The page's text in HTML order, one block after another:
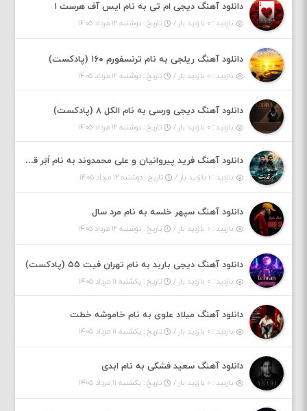
دانلود آهنگ دیجی ام تی به نام ایس آف هرست ۱
بازدید : ۰ بازدید بار / تاریخ : دوشنبه ۱۲ مرداد ۱۴۰۵
دانلود آهنگ ریلجی به نام ترنسفورم ۱۶۰ (پادکست)
بازدید : ۰ بازدید بار / تاریخ : دوشنبه ۱۲ مرداد ۱۴۰۵
دانلود آهنگ دیجی ورسی به نام الکل ۸ (پادکست)
بازدید : ۰ بازدید بار / تاریخ : دوشنبه ۱۲ مرداد ۱۴۰۵
دانلود آهنگ فرید پیروانیان و علی محمدوند به نام اَبَر قدرت
بازدید : ۱ بازدید بار / تاریخ : دوشنبه ۱۲ مرداد ۱۴۰۵
دانلود آهنگ سپهر خلسه به نام مرد سال
بازدید : ۰ بازدید بار / تاریخ : دوشنبه ۱۲ مرداد ۱۴۰۵
دانلود آهنگ دیجی باربد به نام تهران فیت ۵۵ (پادکست)
بازدید : ۰ بازدید بار / تاریخ : یکشنبه ۱۱ مرداد ۱۴۰۵
دانلود آهنگ میلاد علوی به نام خاموشه خطت
بازدید : ۰ بازدید بار / تاریخ : یکشنبه ۱۱ مرداد ۱۴۰۵
دانلود آهنگ سعید فشکی به نام ابدی
بازدید : ۰ بازدید بار / تاریخ : یکشنبه ۱۱ مرداد ۱۴۰۵